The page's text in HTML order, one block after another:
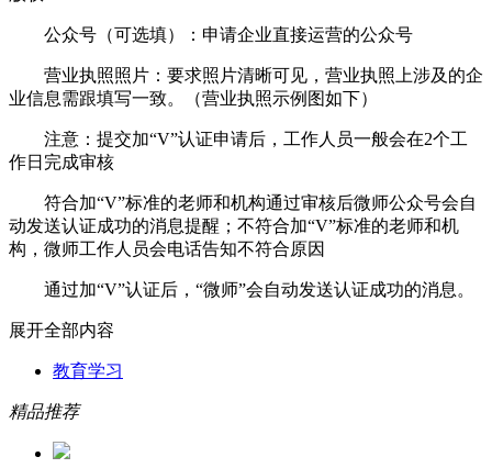
公众号（可选填）：申请企业直接运营的公众号
营业执照照片：要求照片清晰可见，营业执照上涉及的企
业信息需跟填写一致。（营业执照示例图如下）
注意：提交加“V”认证申请后，工作人员一般会在2个工
作日完成审核
符合加“V”标准的老师和机构通过审核后微师公众号会自
动发送认证成功的消息提醒；不符合加“V”标准的老师和机
构，微师工作人员会电话告知不符合原因
通过加“V”认证后，“微师”会自动发送认证成功的消息。
展开全部内容
教育学习
精品推荐